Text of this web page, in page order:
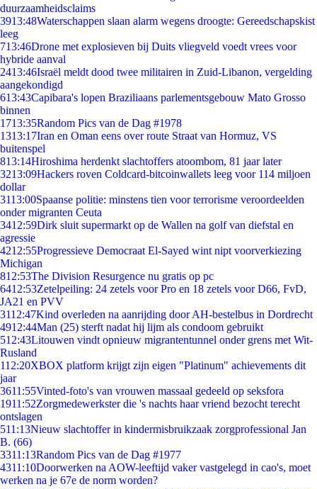
duurzaamheidsclaims
3913:48Waterschappen slaan alarm wegens droogte: Gereedschapskist
leeg
713:46Drone met explosieven bij Duits vliegveld voedt vrees voor
hybride aanval
2413:46Israël meldt dood twee militairen in Zuid-Libanon, vergelding
aangekondigd
613:43Capibara's lopen Braziliaans parlementsgebouw Mato Grosso
binnen
1713:35Random Pics van de Dag #1978
1313:17Iran en Oman eens over route Straat van Hormuz, VS
buitenspel
813:14Hiroshima herdenkt slachtoffers atoombom, 81 jaar later
3213:09Hackers roven Coldcard-bitcoinwallets leeg voor 114 miljoen
dollar
3113:00Spaanse politie: minstens tien voor terrorisme veroordeelden
onder migranten Ceuta
3412:59Dirk sluit supermarkt op de Wallen na golf van diefstal en
agressie
4212:55Progressieve Democraat El-Sayed wint nipt voorverkiezing
Michigan
812:53The Division Resurgence nu gratis op pc
6412:53Zetelpeiling: 24 zetels voor Pro en 18 zetels voor D66, FvD,
JA21 en PVV
3112:47Kind overleden na aanrijding door AH-bestelbus in Dordrecht
4912:44Man (25) sterft nadat hij lijm als condoom gebruikt
512:43Litouwen vindt opnieuw migrantentunnel onder grens met Wit-
Rusland
112:20XBOX platform krijgt zijn eigen "Platinum" achievements dit
jaar
3611:55Vinted-foto's van vrouwen massaal gedeeld op seksfora
1911:52Zorgmedewerkster die 's nachts haar vriend bezocht terecht
ontslagen
511:13Nieuw slachtoffer in kindermisbruikzaak zorgprofessional Jan
B. (66)
3311:13Random Pics van de Dag #1977
4311:10Doorwerken na AOW-leeftijd vaker vastgelegd in cao's, moet
werken na je 67e de norm worden?